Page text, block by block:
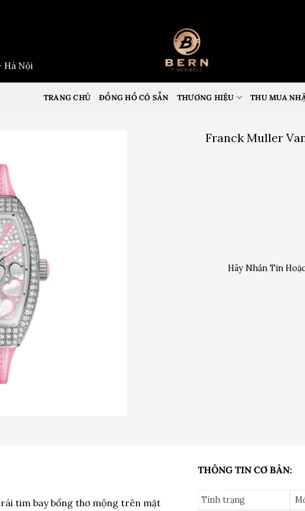
Hà Nội
TRANG CHỦ ĐỒNG HỒ CÓ SẴN THƯƠNG HIỆU THU MUA
Franck Muller
Hãy Nhắn Tin
tim bay bổng thơ mộng trên mặt
THÔNG TIN CƠ BẢN:
Tình trạng